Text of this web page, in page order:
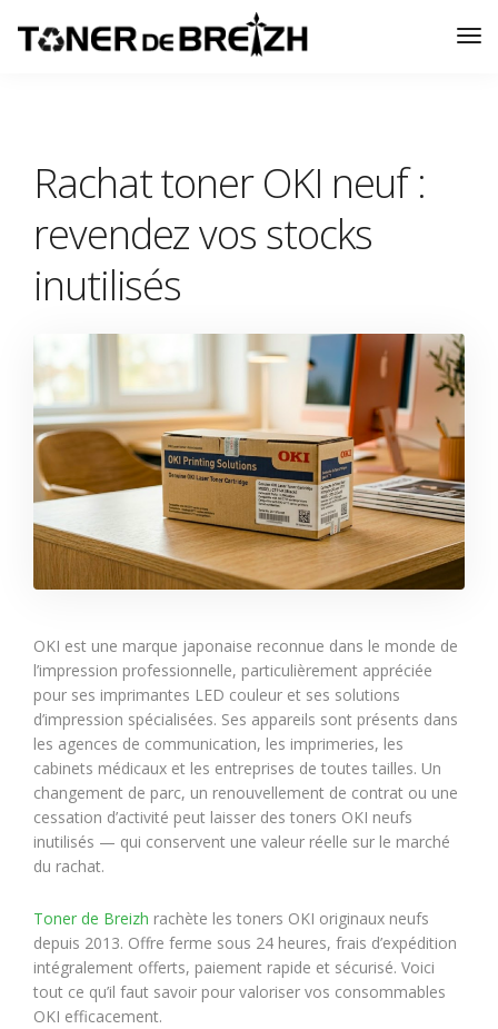
Rachat toner OKI neuf :
revendez vos stocks
inutilisés
OKI est une marque japonaise reconnue dans le monde de
l’impression professionnelle, particulièrement appréciée
pour ses imprimantes LED couleur et ses solutions
d’impression spécialisées. Ses appareils sont présents dans
les agences de communication, les imprimeries, les
cabinets médicaux et les entreprises de toutes tailles. Un
changement de parc, un renouvellement de contrat ou une
cessation d’activité peut laisser des toners OKI neufs
inutilisés — qui conservent une valeur réelle sur le marché
du rachat.
Toner de Breizh rachète les toners OKI originaux neufs
depuis 2013. Offre ferme sous 24 heures, frais d’expédition
intégralement offerts, paiement rapide et sécurisé. Voici
tout ce qu’il faut savoir pour valoriser vos consommables
OKI efficacement.